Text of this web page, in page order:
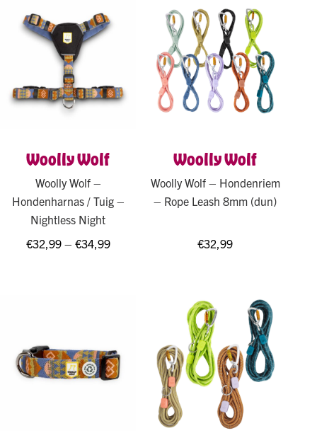
Woolly Wolf
Woolly Wolf –
Hondenharnas / Tuig –
Nightless Night
€32,99– €34,99
Woolly Wolf
Woolly Wolf – Hondenriem
– Rope Leash 8mm (dun)
€32,99